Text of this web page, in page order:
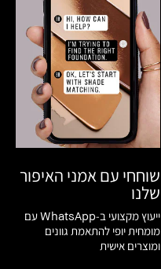
שוחחי עם אמני האיפור
שלנו
ייעוץ מקצועי ב-WhatsApp עם
מומחית יופי להתאמת גוונים
ומוצרים אישית